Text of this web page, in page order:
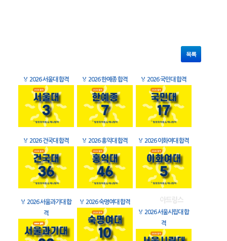
목록
🏅 2026 서울대 합격 🏅 2026 한예종 합격 🏅 2026 국민대 합격
🏅 2026 건국대 합격 🏅 2026 홍익대 합격 🏅 2026 이화여대 합격
🏅 2026 서울과기대 합
격
🏅 2026 숙명여대 합격
🏅 2026 서울시립대 합
격